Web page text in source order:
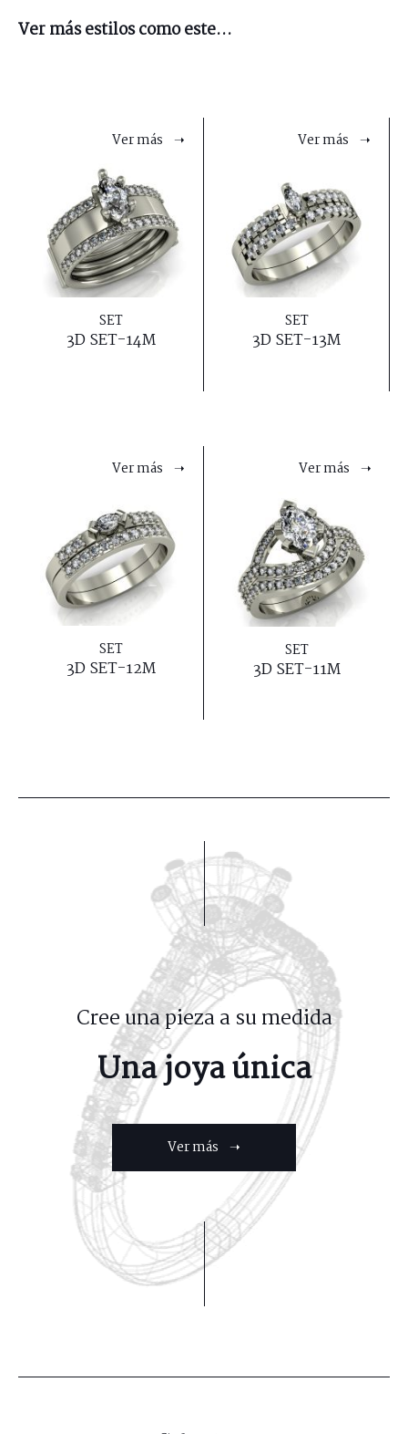
Ver más estilos como este...
Ver más ➝
SET
3D SET-14M
Ver más ➝
SET
3D SET-13M
Ver más ➝
SET
3D SET-12M
Ver más ➝
SET
3D SET-11M
Cree una pieza a su medida
Una joya única
Ver más ➝